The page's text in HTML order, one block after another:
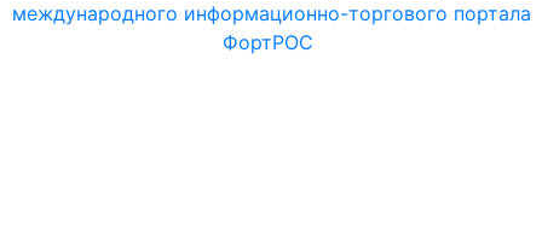
международного информационно-торгового портала
ФортРОС